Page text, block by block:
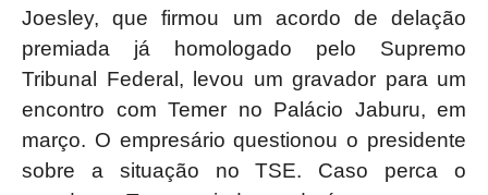
Joesley, que firmou um acordo de delação
premiada já homologado pelo Supremo
Tribunal Federal, levou um gravador para um
encontro com Temer no Palácio Jaburu, em
março. O empresário questionou o presidente
sobre a situação no TSE. Caso perca o